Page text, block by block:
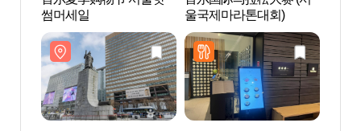
썸머세일
울국제마라톤대회)